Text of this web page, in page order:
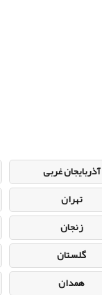
آذربایجان غربی
تهران
زنجان
گلستان
همدان